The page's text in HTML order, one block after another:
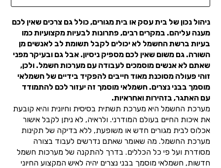
ניהול נכון של בית עסק או בית מגורים, כולל גם צרכים שאין לכם
מענה עליהם. במקרים רבים, פתרונות לבעיות מקצועיות כמו
בעיות ברשת החשמל לא יכולים לקבל תשומת לב לאנשים מן
השורה. גם משום שאין לכם מספיק ניסיון. אבל גם ובעיקר מפני
שאתם לא אנשים מוסמכים לעבודה עם מערכות חשמל. ולכן,
זוהי פעולה מסוכנת מאוד חייבים להפקיד בידיים של חשמלאי
מוסמך בבני נצרים. חשמלאי מוסמך זה יעזור לכם להתמודד
עם האתגר, בזהירות ואחראיות.
מערכת החשמל היא מערכת תשתית בסיסית וחיונית והיא קובעת
את איכות החיים בעולם המודרני. ולראיה, לא ניתן לקבל אישור
אכלוס לבית מגורים חדש או משופעת, ללא בדיקה של תקינות
מערכת החשמל. מה שאומר שאתם נדרשים לעבוד בצורה
מסודרת ועל פי כל הכללים. בדרך להתקנה של מערכות חשמל
חדשות, חשמלאי מוסמך בבני נצרים יהיה לאיש המקצוע החיוני